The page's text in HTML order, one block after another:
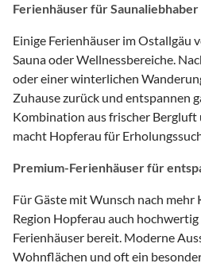
Ferienhäuser für Saunaliebhaber
Einige Ferienhäuser im Ostallgäu
Sauna oder Wellnessbereiche.
oder einer winterlichen
Zuhause zurück und entspannen
Kombination aus frischer
macht Hopferau für
Premium-Ferienhäuser für
Für Gäste mit Wunsch nach
Region Hopferau auch
Ferienhäuser bereit. Moderne
Wohnflächen und oft ein